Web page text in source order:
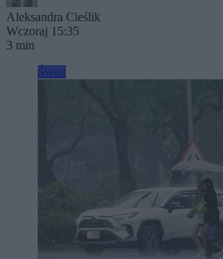
Aleksandra Cieślik
Wczoraj 15:35
3 min